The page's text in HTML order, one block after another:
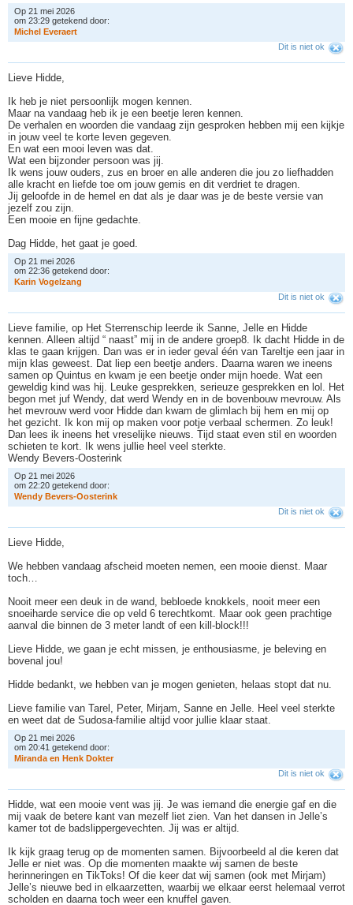
Op 21 mei 2026
om 23:29 getekend door:
Michel Everaert
Dit is niet ok
Lieve Hidde,
Ik heb je niet persoonlijk mogen kennen.
Maar na vandaag heb ik je een beetje leren kennen.
De verhalen en woorden die vandaag zijn gesproken hebben mij een kijkje
in jouw veel te korte leven gegeven.
En wat een mooi leven was dat.
Wat een bijzonder persoon was jij.
Ik wens jouw ouders, zus en broer en alle anderen die jou zo liefhadden
alle kracht en liefde toe om jouw gemis en dit verdriet te dragen.
Jij geloofde in de hemel en dat als je daar was je de beste versie van
jezelf zou zijn.
Een mooie en fijne gedachte.
Dag Hidde, het gaat je goed.
Op 21 mei 2026
om 22:36 getekend door:
Karin Vogelzang
Dit is niet ok
Lieve familie, op Het Sterrenschip leerde ik Sanne, Jelle en Hidde
kennen. Alleen altijd “ naast” mij in de andere groep8. Ik dacht Hidde in de
klas te gaan krijgen. Dan was er in ieder geval één van Tareltje een jaar in
mijn klas geweest. Dat liep een beetje anders. Daarna waren we ineens
samen op Quintus en kwam je een beetje onder mijn hoede. Wat een
geweldig kind was hij. Leuke gesprekken, serieuze gesprekken en lol. Het
begon met juf Wendy, dat werd Wendy en in de bovenbouw mevrouw. Als
het mevrouw werd voor Hidde dan kwam de glimlach bij hem en mij op
het gezicht. Ik kon mij op maken voor potje verbaal schermen. Zo leuk!
Dan lees ik ineens het vreselijke nieuws. Tijd staat even stil en woorden
schieten te kort. Ik wens jullie heel veel sterkte.
Wendy Bevers-Oosterink
Op 21 mei 2026
om 22:20 getekend door:
Wendy Bevers-Oosterink
Dit is niet ok
Lieve Hidde,
We hebben vandaag afscheid moeten nemen, een mooie dienst. Maar
toch…
Nooit meer een deuk in de wand, bebloede knokkels, nooit meer een
snoeiharde service die op veld 6 terechtkomt. Maar ook geen prachtige
aanval die binnen de 3 meter landt of een kill-block!!!
Lieve Hidde, we gaan je echt missen, je enthousiasme, je beleving en
bovenal jou!
Hidde bedankt, we hebben van je mogen genieten, helaas stopt dat nu.
Lieve familie van Tarel, Peter, Mirjam, Sanne en Jelle. Heel veel sterkte
en weet dat de Sudosa-familie altijd voor jullie klaar staat.
Op 21 mei 2026
om 20:41 getekend door:
Miranda en Henk Dokter
Dit is niet ok
Hidde, wat een mooie vent was jij. Je was iemand die energie gaf en die
mij vaak de betere kant van mezelf liet zien. Van het dansen in Jelle’s
kamer tot de badslippergevechten. Jij was er altijd.
Ik kijk graag terug op de momenten samen. Bijvoorbeeld al die keren dat
Jelle er niet was. Op die momenten maakte wij samen de beste
herinneringen en TikToks! Of die keer dat wij samen (ook met Mirjam)
Jelle’s nieuwe bed in elkaarzetten, waarbij we elkaar eerst helemaal verrot
scholden en daarna toch weer een knuffel gaven.